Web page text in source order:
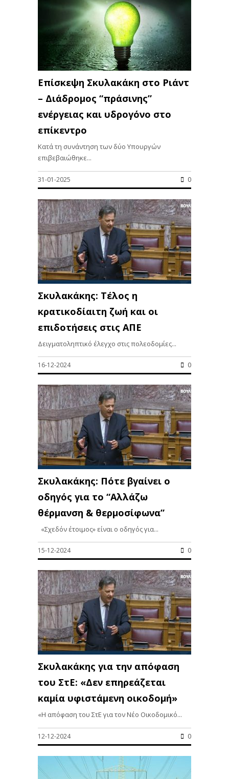
Επίσκεψη Σκυλακάκη στο Ριάντ
– Διάδρομος “πράσινης”
ενέργειας και υδρογόνο στο
επίκεντρο
Κατά τη συνάντηση των δύο Υπουργών
επιβεβαιώθηκε...
31-01-2025 0
Σκυλακάκης: Τέλος η
κρατικοδίαιτη ζωή και οι
επιδοτήσεις στις ΑΠΕ
Δειγματοληπτικό έλεγχο στις πολεοδομίες...
16-12-2024 0
Σκυλακάκης: Πότε βγαίνει ο
οδηγός για το “Αλλάζω
θέρμανση & θερμοσίφωνα”
«Σχεδόν έτοιμος» είναι ο οδηγός για...
15-12-2024 0
Σκυλακάκης για την απόφαση
του ΣτΕ: «Δεν επηρεάζεται
καμία υφιστάμενη οικοδομή»
«Η απόφαση του ΣτΕ για τον Νέο Οικοδομικό...
12-12-2024 0